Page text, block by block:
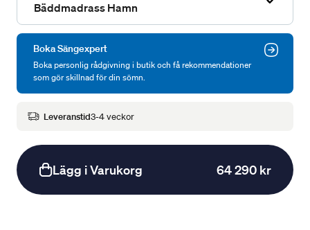
Bäddmadrass Hamn
Boka Sängexpert
Boka personlig rådgivning i butik och få rekommendationer
som gör skillnad för din sömn.
Leveranstid3-4 veckor
Lägg i Varukorg 64 290 kr